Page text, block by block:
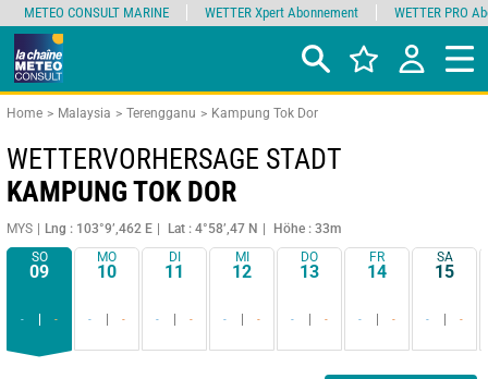
Home Malaysia Terengganu Kampung Tok Dor
WETTERVORHERSAGE STADT
KAMPUNG TOK DOR
MYS Lng : 103°9’,462 E Lat : 4°58’,47 N
Höhe : 33m
SO
09
- -
MO
10
- -
DI
11
- -
MI
12
- -
DO
13
- -
FR
14
- -
SA
15
- -
METEO CONSULT MARINE WETTER Xpert Abonnement WETTER PRO